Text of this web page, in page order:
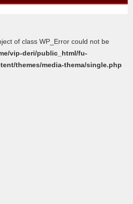
of class WP_Error could not be
vip-deri/public_html/fu-
themes/media-thema/single.php